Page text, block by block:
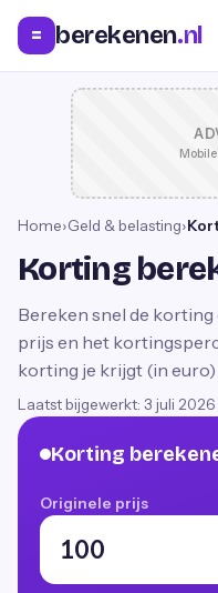
= berekenen.nl
Mobile
Home›Geld & belasting›
Korting
Bereken snel de
prijs en het
korting je krijgt (in
Laatst bijgewerkt: 3 juli 2026
Korting
Originele prijs